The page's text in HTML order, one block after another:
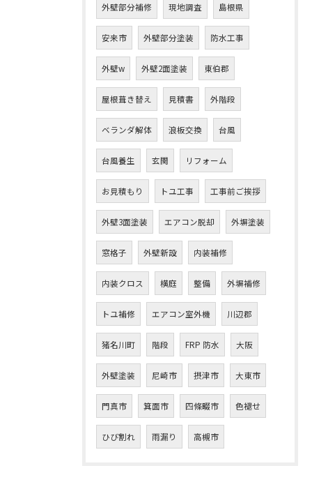
外壁部分補修 現地調査 島根県
安来市 外壁部分塗装 防水工事
外壁w 外壁2面塗装 東伯郡
屋根葺き替え 見積書 外階段
ベランダ解体 浪板交換 台風
台風養生 玄関 リフォーム
お見積もり トユ工事 工事前ご挨拶
外壁3面塗装 エアコン脱却 外塀塗装
窓格子 外壁新設 内装補修
内装クロス 横庭 整備 外塀補修
トユ補修 エアコン室外機 川辺郡
猪名川町 階段 FRP 防水 大阪
外壁塗装 尼崎市 摂津市 大東市
門真市 箕面市 四條畷市 色褪せ
ひび割れ 雨漏り 高槻市